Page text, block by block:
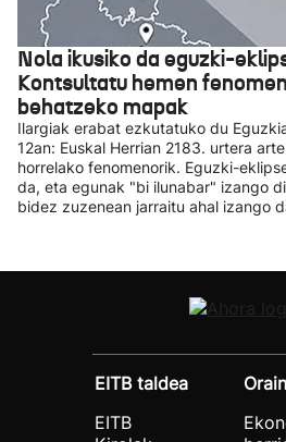
Nola ikusiko da eguzki-
Kontsultatu hemen
behatzeko mapak
Ilargiak erabat ezkutatuko du
12an: Euskal Herrian 2183. urtera
horrelako fenomenorik. Eguzki-
da, eta egunak "bi ilunabar" izango
bidez zuzenean jarraitu ahal izango
EITB taldea
EITB
Orain